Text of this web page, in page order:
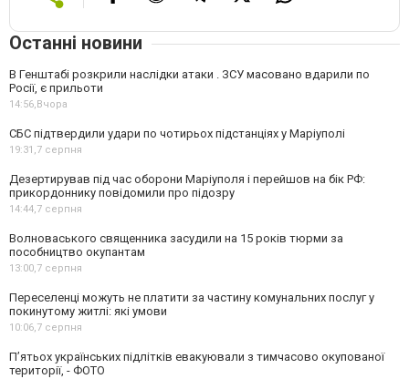
Останні новини
В Генштабі розкрили наслідки атаки . ЗСУ масовано вдарили по
Росії, є прильоти
14:56,Вчора
СБС підтвердили удари по чотирьох підстанціях у Маріуполі
19:31,7 серпня
Дезертирував під час оборони Маріуполя і перейшов на бік РФ:
прикордоннику повідомили про підозру
14:44,7 серпня
Волноваського священника засудили на 15 років тюрми за
пособництво окупантам
13:00,7 серпня
Переселенці можуть не платити за частину комунальних послуг у
покинутому житлі: які умови
10:06,7 серпня
П’ятьох українських підлітків евакуювали з тимчасово окупованої
території, - ФОТО